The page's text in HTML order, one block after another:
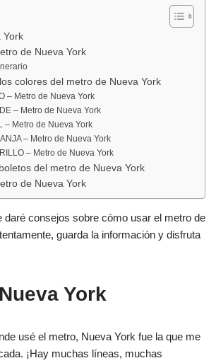
York
de Nueva York
colores del metro de Nueva York
– Metro de Nueva York
– Metro de Nueva York
– Metro de Nueva York
– Metro de Nueva York
– Metro de Nueva York
del metro de Nueva York
de Nueva York
daré consejos sobre cómo usar el metro de
guarda la información y disfruta
York
usé el metro, Nueva York fue la que me
¡Hay muchas líneas, muchas